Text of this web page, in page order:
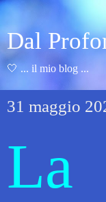
Dal
🤍 ... il mio blog ...
31 maggio
La